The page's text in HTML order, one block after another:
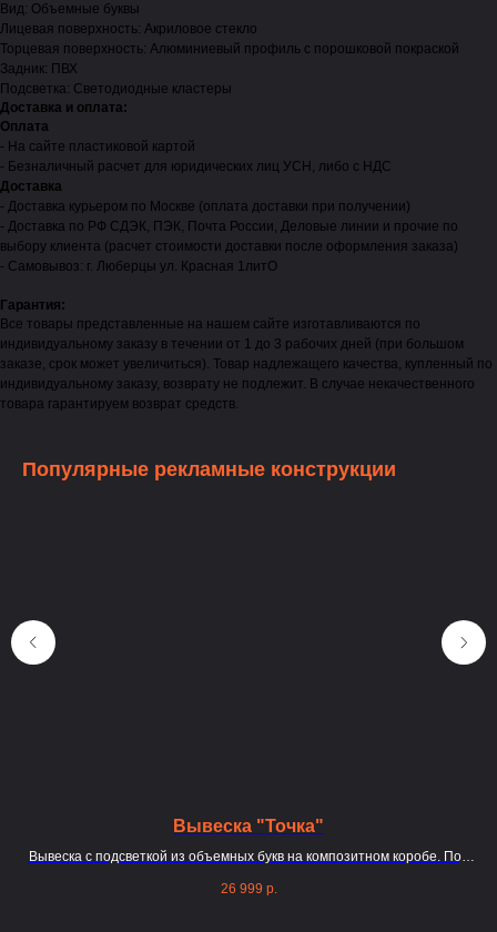
Вид: Объемные буквы
Лицевая поверхность: Акриловое стекло
Торцевая поверхность: Алюминиевый профиль с порошковой покраской
Задник: ПВХ
Подсветка: Светодиодные кластеры
Доставка и оплата:
Оплата
- На сайте пластиковой картой
- Безналичный расчет для юридических лиц УСН, либо с НДС
Доставка
- Доставка курьером по Москве (оплата доставки при получении)
- Доставка по РФ СДЭК, ПЭК, Почта России, Деловые линии и прочие по
выбору клиента (расчет стоимости доставки после оформления заказа)
- Самовывоз: г. Люберцы ул. Красная 1литО
Гарантия:
Все товары представленные на нашем сайте изготавливаются по
индивидуальному заказу в течении от 1 до 3 рабочих дней (при большом
заказе, срок может увеличиться). Товар надлежащего качества, купленный по
индивидуальному заказу, возврату не подлежит. В случае некачественного
товара гарантируем возврат средств.
Популярные рекламные конструкции
Вывеска "Точка"
Вывеска с подсветкой из объемных букв на композитном коробе. Под
26 999 р.